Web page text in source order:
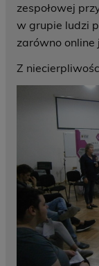
zespołowej
w grupie ludzi
zarówno
Z